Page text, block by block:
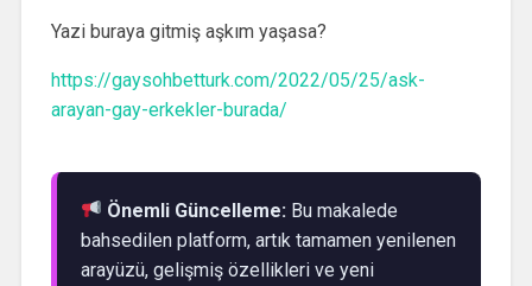
Yazi buraya gitmiş aşkım yaşasa?
https://gaysohbetturk.com/2022/05/25/ask-
arayan-gay-erkekler-burada/
Önemli Güncelleme: Bu makalede
bahsedilen platform, artık tamamen yenilenen
arayüzü, gelişmiş özellikleri ve yeni